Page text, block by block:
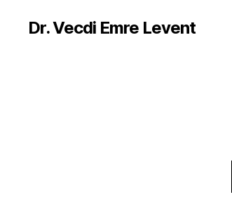
Dr. Vecdi Emre Levent